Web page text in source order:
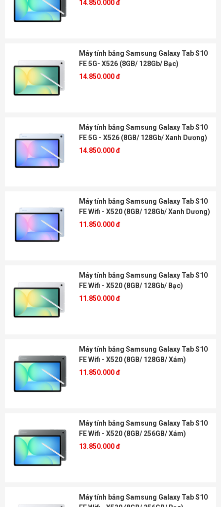
14.850.000 đ
Máy tính bảng Samsung Galaxy Tab S10
FE 5G- X526 (8GB/ 128Gb/ Bạc)
14.850.000 đ
Máy tính bảng Samsung Galaxy Tab S10
FE 5G - X526 (8GB/ 128Gb/ Xanh Dương)
14.850.000 đ
Máy tính bảng Samsung Galaxy Tab S10
FE Wifi - X520 (8GB/ 128Gb/ Xanh Dương)
11.850.000 đ
Máy tính bảng Samsung Galaxy Tab S10
FE Wifi - X520 (8GB/ 128Gb/ Bạc)
11.850.000 đ
Máy tính bảng Samsung Galaxy Tab S10
FE Wifi - X520 (8GB/ 128GB/ Xám)
11.850.000 đ
Máy tính bảng Samsung Galaxy Tab S10
FE Wifi - X520 (8GB/ 256GB/ Xám)
13.850.000 đ
Máy tính bảng Samsung Galaxy Tab S10